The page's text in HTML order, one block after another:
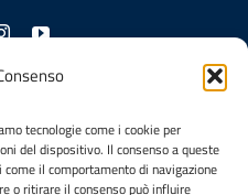
tecnologie come i cookie per
del dispositivo. Il consenso a queste
il comportamento di navigazione
o ritirare il consenso può influire